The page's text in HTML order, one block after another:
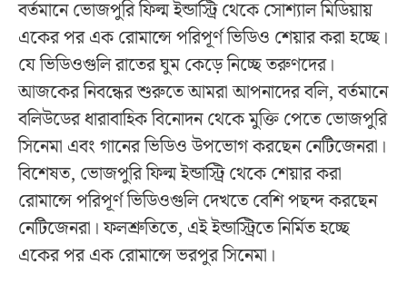
বর্তমানে ভোজপুরি ফিল্ম ইন্ডাস্ট্রি থেকে সোশ্যাল মিডিয়ায়
একের পর এক রোমান্সে পরিপূর্ণ ভিডিও শেয়ার করা হচ্ছে।
যে ভিডিওগুলি রাতের ঘুম কেড়ে নিচ্ছে তরুণদের।
আজকের নিবন্ধের শুরুতে আমরা আপনাদের বলি, বর্তমানে
বলিউডের ধারাবাহিক বিনোদন থেকে মুক্তি পেতে ভোজপুরি
সিনেমা এবং গানের ভিডিও উপভোগ করছেন নেটিজেনরা।
বিশেষত, ভোজপুরি ফিল্ম ইন্ডাস্ট্রি থেকে শেয়ার করা
রোমান্সে পরিপূর্ণ ভিডিওগুলি দেখতে বেশি পছন্দ করছেন
নেটিজেনরা। ফলশ্রুতিতে, এই ইন্ডাস্ট্রিতে নির্মিত হচ্ছে
একের পর এক রোমান্সে ভরপুর সিনেমা।